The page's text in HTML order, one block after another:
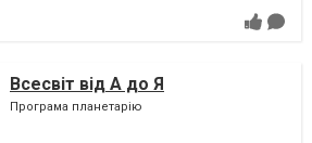
Всесвіт від А до Я
Програма планетарію